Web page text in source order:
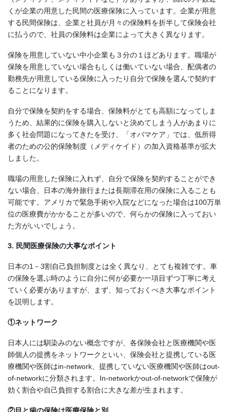
くが企業の用意した民間の医療保険に入っています。企業が用意
する民間保険は、企業と社員が月々の保険料を折半して保険会社
に払うので、社員の保険料は企業によって大きく異なります。
保険を用意していない中小企業も３分の１ほどあります。職場が
保険を用意していない場合もしくは働いていない場合、配偶者の
勤務先が用意している保険に入ったり自分で保険を選んで契約す
ることになります。
自分で保険を契約をする場合、保険料がとても高額になってしま
うため、結果的に保険を購入しないと決めてしまう人があまりに
多く社会問題になってきたを受け、「オバマケア」では、低所得
者のための公的保険制度（メディケイド）の加入資格基準が拡大
しました。
職場の用意した保険に入れず、自分で保険を契約することができ
ない場合、日本の海外旅行または長期滞在用の保険に入ることも
可能です。アメリカで緊急手術や入院などになった場合は100万単
位の医療費がかかることが多いので、何らかの保険に入っておい
た方がいいでしょう。
3. 民間医療保険の大事なポイント
日本の1－3割自己負担制度とは全く異なり、とても複雑です。車
の保険を選ぶ時のように自分に何が必要か一項目ずつ丁寧に考え
ていく必要がありますが、まず、知っておくべき大事なポイント
を説明します。
①ネットワーク
日本人には馴染みのない概念ですが、各保険会社と医療機関や医
師個人の提携をネットワークといい、保険会社と提携している医
療機関や医師はin-network、提携していない医療機関や医師はout-
of-networkに分類されます。In-networkかout-of-networkで保険が
効く割合や自己負担する割合に大きな差が生まれます。
②目と歯の保険は医療保険と別